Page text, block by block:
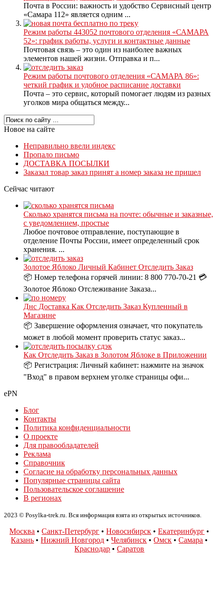
Почта в России: важность и удобство Сервисный центр
«Самара 112» является одним ...
Режим работы 443052 почтового отделения «САМАРА
52»: график работы, услуги и контактные данные
Почтовая связь – это один из наиболее важных
элементов нашей жизни. Отправка и п...
Режим работы почтового отделения «САМАРА 86»:
четкий график и удобное расписание доставки
Почта – это сервис, который помогает людям из разных
уголков мира общаться между...
Новое на сайте
Неправильно ввели индекс
Пропало письмо
ДОСТАВКА ПОСЫЛКИ
Заказал товар заказ принят а номер заказа не пришел
Сейчас читают
Сколько хранятся письма на почте: обычные и заказные,
с уведомлением, простые
Любое почтовое отправление, поступающие в
отделение Почты России, имеет определенный срок
хранения. ...
Золотое Яблоко Личный Кабинет Отследить Заказ
📦 Номер телефона горячей линии: 8 800 770-70-21 💳
Золотое Яблоко Отслеживание Заказа...
Днс Доставка Как Отследить Заказ Купленный в
Магазине
📦 Завершение оформления означает, что покупатель
может в любой момент проверить статус заказ...
Как Отследить Заказ в Золотом Яблоке в Приложении
📦 Регистрация: Личный кабинет: нажмите на значок
"Вход" в правом верхнем уголке страницы офи...
ePN
Блог
Контакты
Политика конфиденциальности
О проекте
Для правообладателей
Реклама
Справочник
Согласие на обработку персональных данных
Популярные страницы сайта
Пользовательское соглашение
В регионах
2023 © Posylka-trek.ru. Вся информация взята из открытых источников.
Москва •Санкт-Петербург •Новосибирск •Екатеринбург •
Казань •Нижний Новгород •Челябинск •Омск •Самара •
Краснодар •Саратов